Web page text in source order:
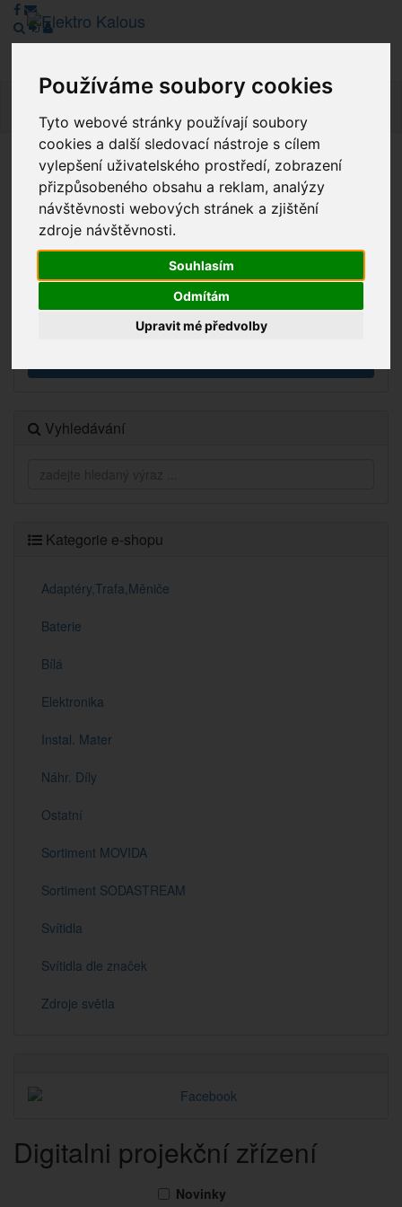
Používáme soubory cookies
Tyto webové stránky používají soubory
cookies a další sledovací nástroje s cílem
vylepšení uživatelského prostředí, zobrazení
přizpůsobeného obsahu a reklam, analýzy
návštěvnosti webových stránek a zjištění
zdroje návštěvnosti.
Souhlasím
Odmítám
Upravit mé předvolby
Vážení zákazníci, v tuto chvíli je Náš internetový obchod v
režimu Katalogu. Objednávky on-line nyní nelze vyřídit.
Děkujeme za pochopení.
Výprodej
Vyhledávání
Kategorie e-shopu
Adaptéry,Trafa,Měniče
Baterie
Bílá
Elektronika
Instal. Mater
Náhr. Díly
Ostatní
Sortiment MOVIDA
Sortiment SODASTREAM
Svítidla
Svítidla dle značek
Zdroje světla
Digitalni projekční zřízení
Novinky